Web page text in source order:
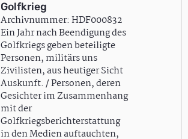
Golfkrieg
Archivnummer: HDF000832
Ein Jahr nach Beendigung des
Golfkriegs geben beteiligte
Personen, militärs uns
Zivilisten, aus heutiger Sicht
Auskunft. / Personen, deren
Gesichter im Zusammenhang
mit der
Golfkriegsberichterstattung
in den Medien auftauchten,